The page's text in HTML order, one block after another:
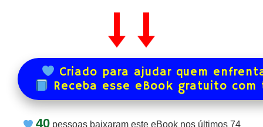
Criado para ajudar quem
Receba esse eBook gratuito
40pessoas baixaram este eBook nos últimos 74